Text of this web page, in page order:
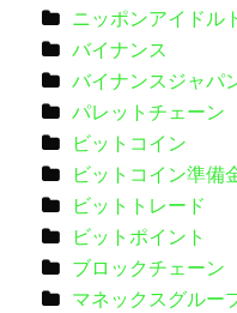
ニッポンアイドル
バイナンス
バイナンスジャパ
パレットチェーン
ビットコイン
ビットコイン準備
ビットトレード
ビットポイント
ブロックチェーン
マネックスグルー